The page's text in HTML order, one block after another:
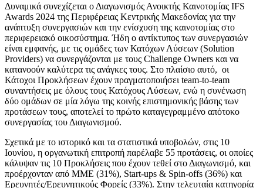
Δυναμικά συνεχίζεται ο Διαγωνισμός Ανοικτής Καινοτομίας IFS
Awards 2024 της Περιφέρειας Κεντρικής Μακεδονίας για την
ανάπτυξη συνεργασιών και την ενίσχυση της καινοτομίας στο
περιφερειακό οικοσύστημα. Ήδη ο αντίκτυπος των συνεργασιών
είναι εμφανής, με τις ομάδες των Κατόχων Λύσεων (Solution
Providers) να συνεργάζονται με τους Challenge Owners και να
κατανοούν καλύτερα τις ανάγκες τους. Στο πλαίσιο αυτό, οι
Κάτοχοι Προκλήσεων έχουν πραγματοποιήσει team-to-team
συναντήσεις με όλους τους Κατόχους Λύσεων, ενώ η συνένωση
δύο ομάδων σε μία λόγω της κοινής επιστημονικής βάσης των
προτάσεων τους, αποτελεί το πρώτο καταγεγραμμένο απότοκο
συνεργασίας του Διαγωνισμού.
Σχετικά με το ιστορικό και τα στατιστικά υποβολών, στις 10
Ιουνίου, η οργανωτική επιτροπή παρέλαβε 55 προτάσεις, οι οποίες
κάλυψαν τις 10 Προκλήσεις που έχουν τεθεί στο Διαγωνισμό, και
προέρχονταν από ΜΜΕ (31%), Start-ups & Spin-offs (36%) και
Ερευνητές/Ερευνητικούς Φορείς (33%). Στην τελευταία κατηγορία